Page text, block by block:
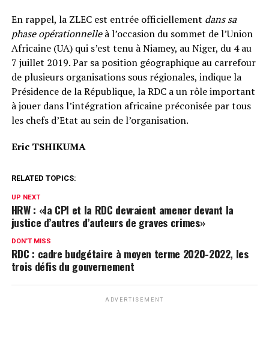
En rappel, la ZLEC est entrée officiellement dans sa
phase opérationnelleà l’occasion du sommet de l’Union
Africaine (UA) qui s’est tenu à Niamey, au Niger, du 4 au
7 juillet 2019. Par sa position géographique au carrefour
de plusieurs organisations sous régionales, indique la
Présidence de la République, la RDC a un rôle important
à jouer dans l’intégration africaine préconisée par tous
les chefs d’Etat au sein de l’organisation.
Eric TSHIKUMA
RELATED TOPICS:
UP NEXT
HRW : «la CPI et la RDC devraient amener devant la
justice d’autres d’auteurs de graves crimes»
DON'T MISS
RDC : cadre budgétaire à moyen terme 2020-2022, les
trois défis du gouvernement
ADVERTISEMENT